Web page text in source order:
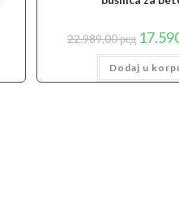
22.989,00рсд
cena
je
bila:
Dodaj u